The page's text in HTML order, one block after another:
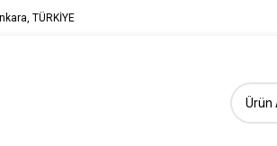
TÜRKİYE